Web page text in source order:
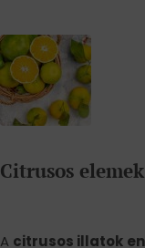
Citrusos
A citrusos illatok